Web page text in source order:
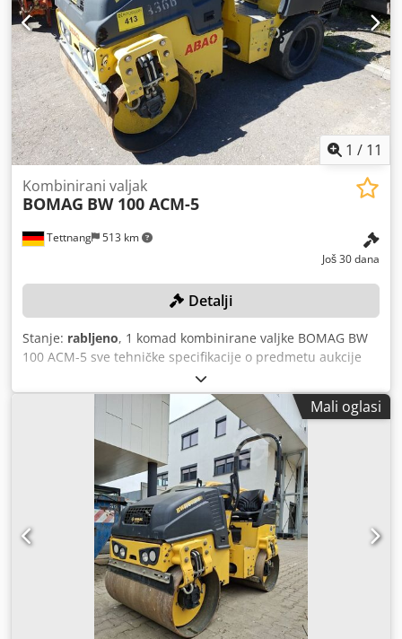
1 / 11
Tettnang 513 km
Kombinirani valjak
BOMAG BW 100 ACM-5
Još 30 dana
Detalji
Stanje: rabljeno, 1 komad kombinirane valjke BOMAG BW
100 ACM-5 sve tehničke specifikacije o predmetu aukcije
pronaći ćete u odjeljku „Dokumenti” u obliku PDF datoteke
za preuzimanje! Boja: kao na slici, u skladu sa slikama i
pregledom Stanje: rabljeno Djdpfjzqaycex AhlowaMali oglasi